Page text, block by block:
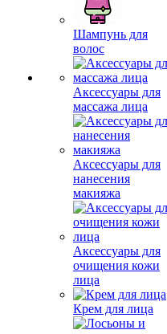
Шампунь для
волос
Аксессуары для
массажа лица
Аксессуары для
нанесения
макияжа
Аксессуары для
очищения кожи
лица
Крем для лица